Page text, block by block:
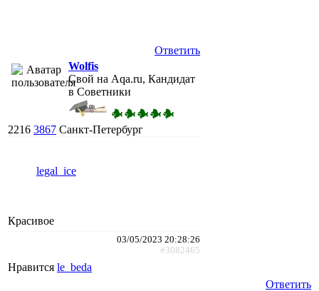
Ответить
Wolfis
Свой на Aqa.ru, Кандидат
в Советники
2216 3867 Санкт-Петербург
legal_ice
Красивое
03/05/2023 20:28:26
#3082465
Нравится le_beda
Ответить